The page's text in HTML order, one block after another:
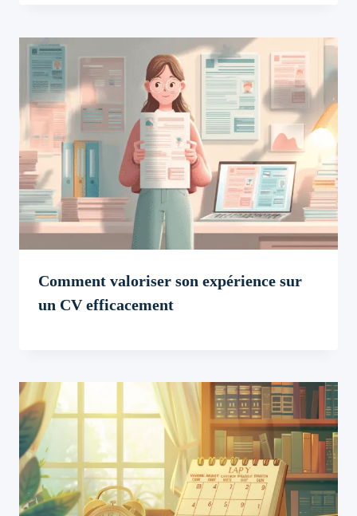
Comment valoriser son expérience sur
un CV efficacement